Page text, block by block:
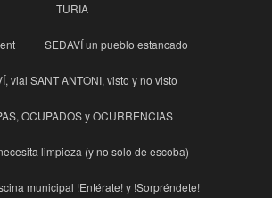
TURIA
SEDAVÍ un pueblo estancado
vial SANT ANTONI, visto y no visto
OCUPADOS y OCURRENCIAS
limpieza (y no solo de escoba)
municipal !Entérate! y !Sorpréndete!